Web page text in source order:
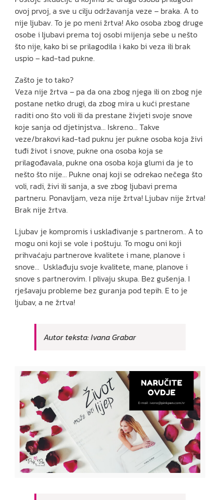
ovoj prvoj, a sve u cilju održavanja veze – braka. A to
nije ljubav. To je po meni žrtva! Ako osoba zbog druge
osobe i ljubavi prema toj osobi mijenja sebe u nešto
što nije, kako bi se prilagodila i kako bi veza ili brak
uspio – kad-tad pukne.
Zašto je to tako?
Veza nije žrtva – pa da ona zbog njega ili on zbog nje
postane netko drugi, da zbog mira u kući prestane
raditi ono što voli ili da prestane živjeti svoje snove
koje sanja od djetinjstva… Iskreno… Takve
veze/brakovi kad-tad puknu jer pukne osoba koja živi
tuđi život i snove, pukne ona osoba koja se
prilagođavala, pukne ona osoba koja glumi da je to
nešto što nije… Pukne onaj koji se odrekao nečega što
voli, radi, živi ili sanja, a sve zbog ljubavi prema
partneru. Ponavljam, veza nije žrtva! Ljubav nije žrtva!
Brak nije žrtva.
Ljubav je kompromis i usklađivanje s partnerom.. A to
mogu oni koji se vole i poštuju. To mogu oni koji
prihvaćaju partnerove kvalitete i mane, planove i
snove… Usklađuju svoje kvalitete, mane, planove i
snove s partnerovim. I plivaju skupa. Bez gušenja. I
rješavaju probleme bez guranja pod tepih. E to je
ljubav, a ne žrtva!
Autor teksta: Ivana Grabar